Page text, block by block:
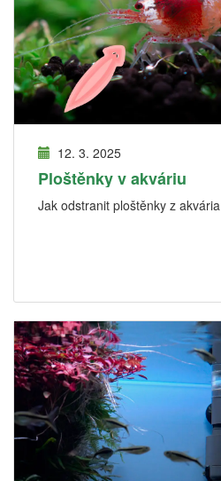
12. 3. 2025
Ploštěnky v akváriu
Jak odstranit ploštěnky z akvária